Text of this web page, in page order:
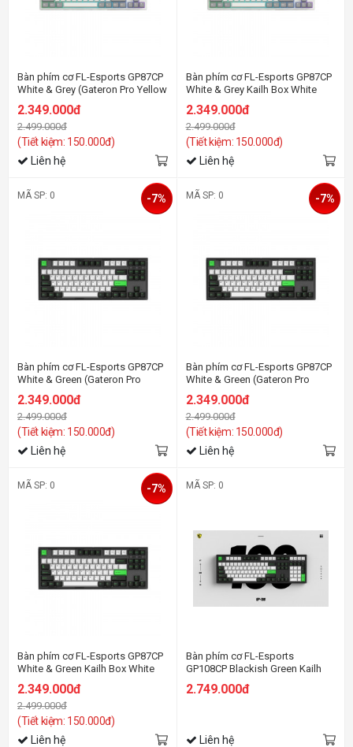
Bàn phím cơ FL-Esports GP87CP
White & Grey (Gateron Pro Yellow
switch)
2.349.000đ
2.499.000đ
(Tiết kiệm: 150.000đ)
Liên hệ
Bàn phím cơ FL-Esports GP87CP
White & Grey Kailh Box White
switch
2.349.000đ
2.499.000đ
(Tiết kiệm: 150.000đ)
Liên hệ
MÃ SP: 0
Bàn phím cơ FL-Esports GP87CP
White & Green (Gateron Pro
2.349.000đ
2.499.000đ
(Tiết kiệm: 150.000đ)
-7%
Liên hệ
MÃ SP: 0
Bàn phím cơ FL-Esports GP87CP
White & Green (Gateron Pro
2.349.000đ
2.499.000đ
(Tiết kiệm: 150.000đ)
-7%
Liên hệ
MÃ SP: 0
Bàn phím cơ FL-Esports GP87CP
White & Green Kailh Box White
switch
2.349.000đ
2.499.000đ
(Tiết kiệm: 150.000đ)
-7%
Liên hệ
MÃ SP: 0
Bàn phím cơ FL-Esports
GP108CP Blackish Green Kailh
Box Red switch
2.749.000đ
Liên hệ